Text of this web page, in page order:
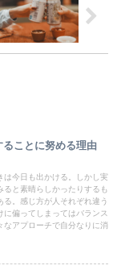
ことに努める理由
は今日も出かける。しかし実
ると素晴らしかったりするも
。感じ方が人それぞれ違う
偏ってしまってはバランス
アプローチで自分なりに消